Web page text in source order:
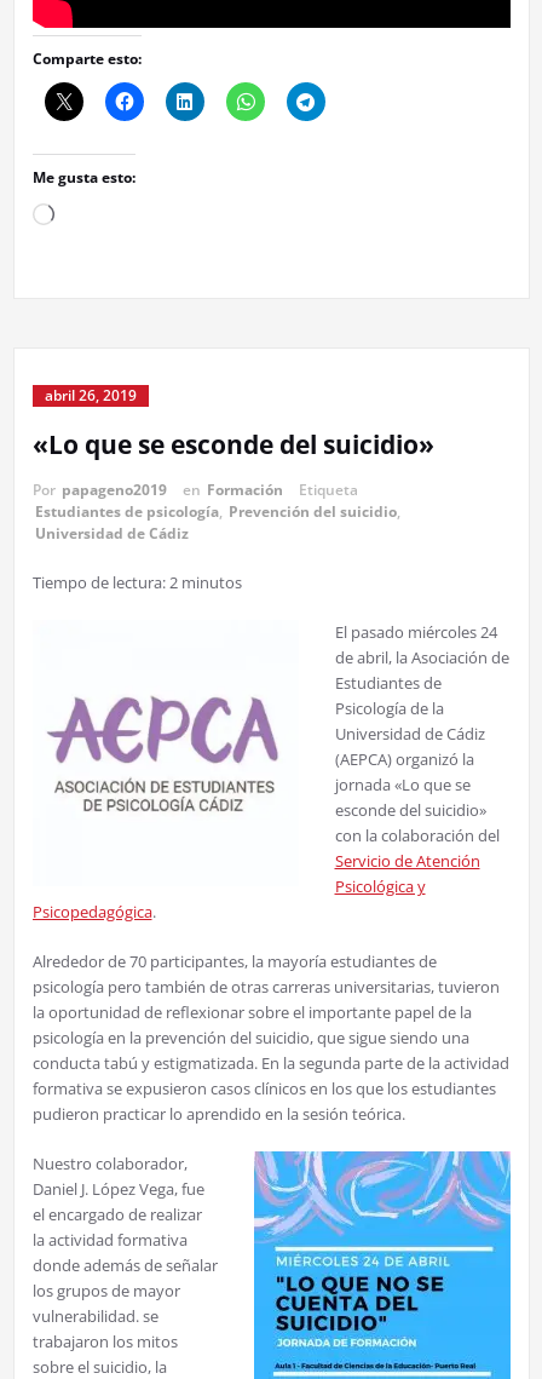
Comparte esto:
Me gusta esto:
Cargando...
abril 26, 2019
«Lo que se esconde del suicidio»
Por papageno2019 en Formación
Etiqueta
Estudiantes de psicología, Prevención del suicidio,
Universidad de Cádiz
Tiempo de lectura:2 minutos
El pasado miércoles 24
de abril, la Asociación de
Estudiantes de
Psicología de la
Universidad de Cádiz
(AEPCA) organizó la
jornada «Lo que se
esconde del suicidio»
con la colaboración del
Servicio de Atención
Psicológica y
Psicopedagógica.
Alrededor de 70 participantes, la mayoría estudiantes de
psicología pero también de otras carreras universitarias, tuvieron
la oportunidad de reflexionar sobre el importante papel de la
psicología en la prevención del suicidio, que sigue siendo una
conducta tabú y estigmatizada. En la segunda parte de la actividad
formativa se expusieron casos clínicos en los que los estudiantes
pudieron practicar lo aprendido en la sesión teórica.
Nuestro colaborador,
Daniel J. López Vega, fue
el encargado de realizar
la actividad formativa
donde además de señalar
los grupos de mayor
vulnerabilidad. se
trabajaron los mitos
sobre el suicidio, la